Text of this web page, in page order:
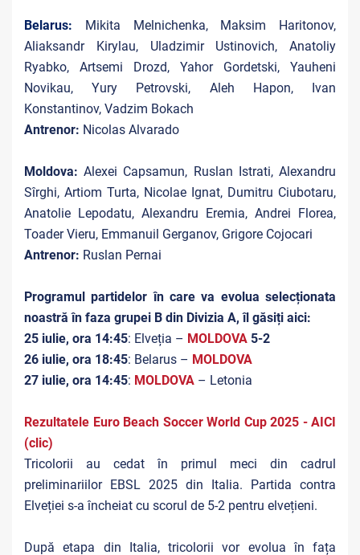
Belarus: Mikita Melnichenka, Maksim Haritonov,
Aliaksandr Kirylau, Uladzimir Ustinovich, Anatoliy
Ryabko, Artsemi Drozd, Yahor Gordetski, Yauheni
Novikau, Yury Petrovski, Aleh Hapon, Ivan
Konstantinov, Vadzim Bokach
Antrenor: Nicolas Alvarado
Moldova:Alexei Capsamun, Ruslan Istrati, Alexandru
Sîrghi, Artiom Turta, Nicolae Ignat, Dumitru Ciubotaru,
Anatolie Lepodatu, Alexandru Eremia, Andrei Florea,
Toader Vieru, Emmanuil Gerganov, Grigore Cojocari
Antrenor: Ruslan Pernai
Programul partidelor în care va evolua selecționata
noastră în faza grupei B din Divizia A, îl găsiți aici:
25 iulie, ora 14:45: Elveția – MOLDOVA 5-2
26 iulie, ora 18:45: Belarus – MOLDOVA
27 iulie, ora 14:45: MOLDOVA – Letonia
Rezultatele Euro Beach Soccer World Cup 2025 - AICI
(clic)
Tricolorii au cedat în primul meci din cadrul
preliminariilor EBSL 2025 din Italia. Partida contra
Elveției s-a încheiat cu scorul de 5-2 pentru elvețieni.
După etapa din Italia, tricolorii vor evolua în fața